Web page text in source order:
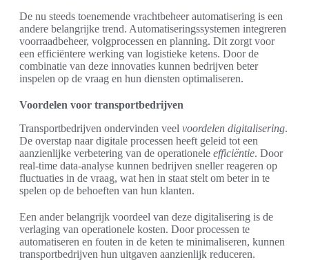
De nu steeds toenemende vrachtbeheer automatisering is een
andere belangrijke trend. Automatiseringssystemen integreren
voorraadbeheer, volgprocessen en planning. Dit zorgt voor
een efficiëntere werking van logistieke ketens. Door de
combinatie van deze innovaties kunnen bedrijven beter
inspelen op de vraag en hun diensten optimaliseren.
Voordelen voor transportbedrijven
Transportbedrijven ondervinden veel voordelen digitalisering.
De overstap naar digitale processen heeft geleid tot een
aanzienlijke verbetering van de operationele efficiëntie. Door
real-time data-analyse kunnen bedrijven sneller reageren op
fluctuaties in de vraag, wat hen in staat stelt om beter in te
spelen op de behoeften van hun klanten.
Een ander belangrijk voordeel van deze digitalisering is de
verlaging van operationele kosten. Door processen te
automatiseren en fouten in de keten te minimaliseren, kunnen
transportbedrijven hun uitgaven aanzienlijk reduceren.